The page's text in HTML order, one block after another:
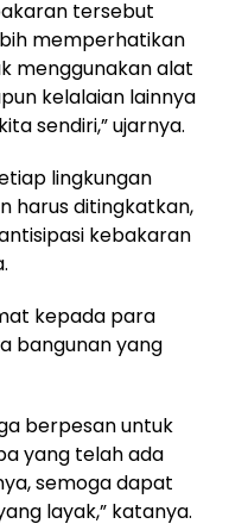
tersebut
memperhatikan
menggunakan alat
kelalaian lainnya
sendiri,” ujarnya.
lingkungan
harus ditingkatkan,
kebakaran
kepada para
bangunan yang
berpesan untuk
yang telah ada
semoga dapat
layak,” katanya.